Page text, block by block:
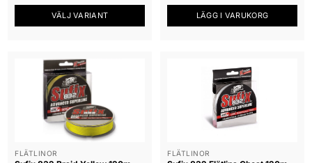
VÄLJ VARIANT
produkten
varianter.
alternativen
LÄGG I VARUKORG
FLÄTLINOR FLÄTLINOR